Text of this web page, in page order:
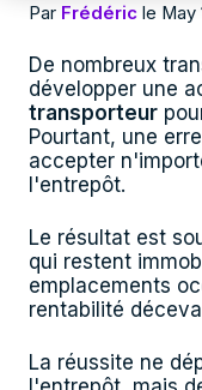
Par Frédéric le May
De nombreux
développer une
transporteur
Pourtant, une
accepter
l'entrepôt.
Le résultat est
qui restent
emplacements
rentabilité
La réussite ne